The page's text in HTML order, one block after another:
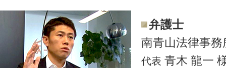
弁護士
南青山法律事務
代表 青木 龍一